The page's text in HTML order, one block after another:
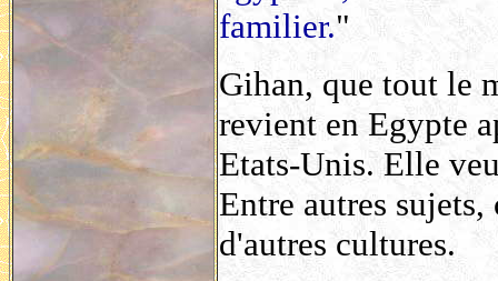
familier."
Gihan, que tout le
revient en Egypte
Etats-Unis. Elle
Entre autres
d'autres cultures.